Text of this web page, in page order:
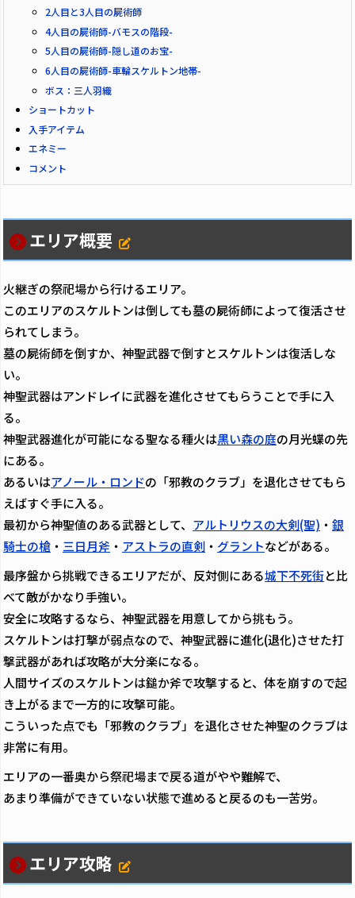
2人目と3人目の屍術師
4人目の屍術師-バモスの階段-
5人目の屍術師-隠し道のお宝-
6人目の屍術師-車輪スケルトン地帯-
ボス：三人羽織
ショートカット
入手アイテム
エネミー
コメント
エリア概要
火継ぎの祭祀場から行けるエリア。
このエリアのスケルトンは倒しても墓の屍術師によって復活させ
られてしまう。
墓の屍術師を倒すか、神聖武器で倒すとスケルトンは復活しな
い。
神聖武器はアンドレイに武器を進化させてもらうことで手に入
る。
神聖武器進化が可能になる聖なる種火は黒い森の庭の月光蝶の先
にある。
あるいはアノール・ロンドの「邪教のクラブ」を退化させてもら
えばすぐ手に入る。
最初から神聖値のある武器として、 アルトリウスの大剣(聖) ・ 銀
騎士の槍 ・ 三日月斧 ・ アストラの直剣 ・ グラントなどがある。
最序盤から挑戦できるエリアだが、反対側にある城下不死街と比
べて敵がかなり手強い。
安全に攻略するなら、神聖武器を用意してから挑もう。
スケルトンは打撃が弱点なので、神聖武器に進化(退化)させた打
撃武器があれば攻略が大分楽になる。
人間サイズのスケルトンは鎚か斧で攻撃すると、体を崩すので起
き上がるまで一方的に攻撃可能。
こういった点でも「邪教のクラブ」を退化させた神聖のクラブは
非常に有用。
エリアの一番奥から祭祀場まで戻る道がやや難解で、
あまり準備ができていない状態で進めると戻るのも一苦労。
エリア攻略